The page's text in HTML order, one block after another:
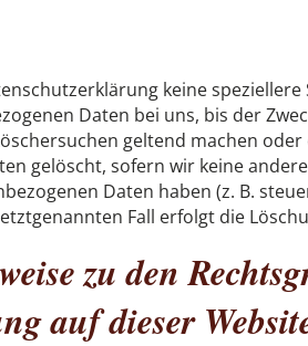
keine
Daten bei uns, bis der
geltend machen
gelöscht, sofern wir keine
Daten haben (z. B.
Fall erfolgt die
zu den
auf dieser